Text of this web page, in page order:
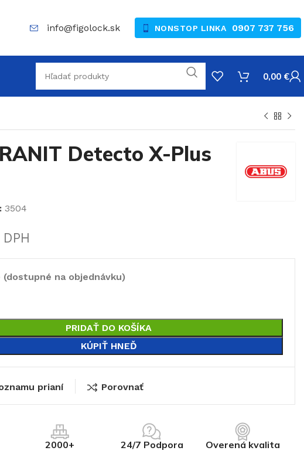
info@figolock.sk NONSTOP LINKA 0907 737 756
0,00 €
Detecto X-Plus
3504
(dostupné na objednávku)
PRIDAŤ DO KOŠÍKA
KÚPIŤ HNEĎ
prianí Porovnať
2000+ 24/7 Podpora Overená kvalita